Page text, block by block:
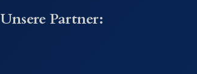
Unsere Partner: